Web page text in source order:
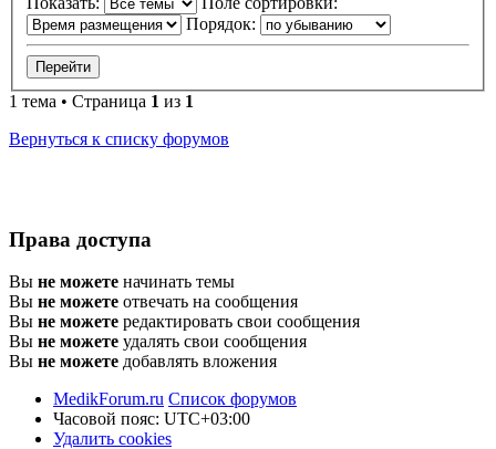
Порядок:
1 тема • Страница 1 из 1
Вернуться к списку форумов
Права доступа
Вы не можете начинать темы
Вы не можете отвечать на сообщения
Вы не можете редактировать свои сообщения
Вы не можете удалять свои сообщения
Вы не можете добавлять вложения
MedikForum.ru Список форумов
Часовой пояс: UTC+03:00
Удалить cookies